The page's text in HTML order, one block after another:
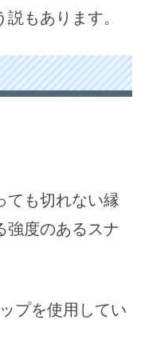
もあります。
ても切れない縁
強度のあるスナ
プを使用してい